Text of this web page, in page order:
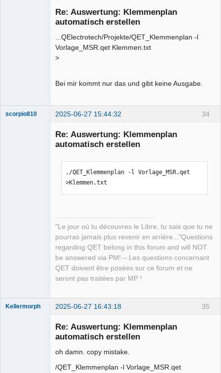
Re: Auswertung: Klemmenplan
automatisch erstellen
...QElectrotech/Projekte/QET_Klemmenplan -l
Vorlage_MSR.qet Klemmen.txt
>
Bei mir kommt nur das und gibt keine Ausgabe.
34
scorpio810 2025-06-27 15:44:32
Re: Auswertung: Klemmenplan
automatisch erstellen
./QET_Klemmenplan -l Vorlage_MSR.qet
>Klemmen.txt
"Le jour où tu découvres le Libre, tu sais que tu ne
pourras jamais plus revenir en arrière..."Questions
regarding QET belong in this forum and will NOT
be answered via PM! – Les questions concernant
QET doivent être posées sur ce forum et ne
seront pas traitées par MP !
35
Kellermorph 2025-06-27 16:43:18
Re: Auswertung: Klemmenplan
automatisch erstellen
oh damn. copy mistake.
/QET_Klemmenplan -l Vorlage_MSR.qet